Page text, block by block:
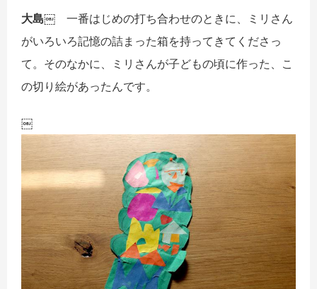
大島￼ 一番はじめの打ち合わせのときに、ミリさん
がいろいろ記憶の詰まった箱を持ってきてくださっ
て。そのなかに、ミリさんが子どもの頃に作った、こ
の切り絵があったんです。
￼